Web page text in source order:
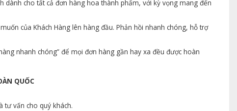
dành cho tất cả đơn hàng hoa thành phẩm, với kỳ vọng mang đến
của Khách Hàng lên hàng đầu. Phản hồi nhanh chóng, hỗ trợ
nhanh chóng” để mọi đơn hàng gần hay xa đều được hoàn
QUỐC
tư vấn cho quý khách.